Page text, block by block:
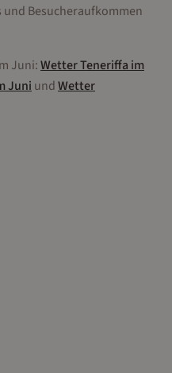
und Besucheraufkommen
Juni:WetterTeneriffa im
Juni undWetter